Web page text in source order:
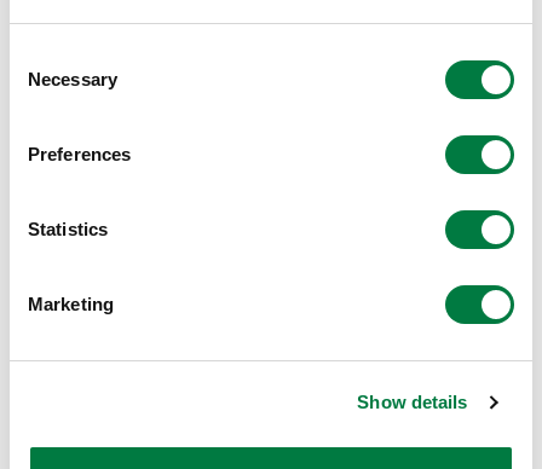
Selection
Necessary
Preferences
Statistics
Marketing
Show details
今回到着したバイオマスナフサとは